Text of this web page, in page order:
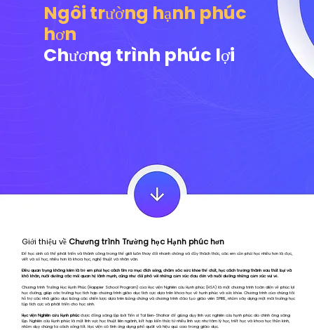
Ngôi trường hạnh phúc
hơn
Chương trình phúc lợi
Giới thiệu về Chương trình Trường học Hạnh phúc hơn
Để học sinh có thể phát triển và thành công trong thế giới luôn thay đổi nhanh chóng và đầy thách thức, các em cần phải học nhiều hơn là đọc,
viết và số học, nhiều hơn là khoa học, nghệ thuật và nhân văn.
Điều quan trọng không kém là trẻ em phải học cách tìm ra mục đích sống, chăm sóc sức khỏe thể chất, học cách trưởng thành sau thất bại và
khó khăn, nuôi dưỡng các mối quan hệ lành mạnh, cũng như đối phó với những cảm xúc đau đớn và nuôi dưỡng những cảm xúc vui vẻ.
Chương trình Trường Học Hạnh Phúc (Happier School Program) của Học viện Nghiên cứu Hạnh phúc (HSA) là một chương trình toàn diện về phúc lợi
học đường, giúp các trường học tích hợp chương trình giáo dục tích cực dựa trên khoa học về hạnh phúc và sức khỏe. Chương trình của chúng tôi
hỗ trợ các nhà giáo dục bằng các chiến lược dựa trên bằng chứng và chương trình đào tạo giáo viên SPIRE, nhằm xây dựng một môi trường học
tập tích cực và phát triển cho học sinh.
Học viện Nghiên cứu Hạnh phúcđược đồng sáng lập bởi Tiến sĩ Tal Ben-Shahar để giảng dạy lĩnh vực nghiên cứu hạnh phúc do chính ông sáng
lập. Nghiên cứu Hạnh phúc là một lĩnh vực học thuật liên ngành, kết hợp kiến thức từ nhiều lĩnh vực như tâm lý học, triết học và khoa học thần kinh,
nhằm dạy chúng ta cách sống tốt. Học viện có tính ứng dụng phổ quát và hiệu quả cao trong giáo dục.